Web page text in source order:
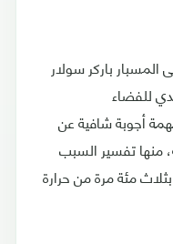
باركر سولار
للفضاء
أجوبة شافية عن
منها تفسير السبب
مئة مرة من حرارة